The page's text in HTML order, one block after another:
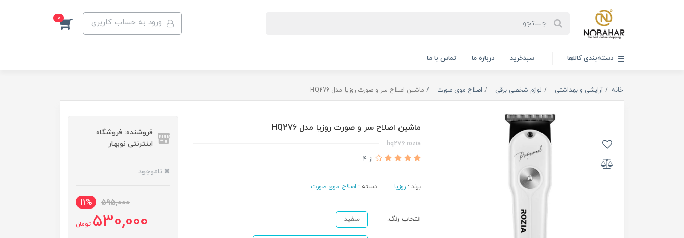
ورود به حساب کاربری 0
دسته‌بندی کالاها سبدخرید درباره ما تماس با ما
خانه آرایشی و بهداشتی لوازم شخصی برقی اصلاح موی صورت ماشین اصلاح سر و صورت روزیا مدل HQ276
ماشین اصلاح سر و صورت روزیا مدل HQ276
hq276 rozia
از 4
برند : روزیا دسته : اصلاح موی صورت
انتخاب رنگ: سفید
فروشنده: فروشگاه
اینترنتی نوبهار
ناموجود
595,000
11%
530,000 تومان